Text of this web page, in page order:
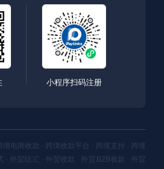
小程序扫码注册
境电商收款 · 跨境收款平台 · 跨境支付 · 跨境
· 外贸结汇 · 外贸收款 · 外贸B2B收款 · 外贸